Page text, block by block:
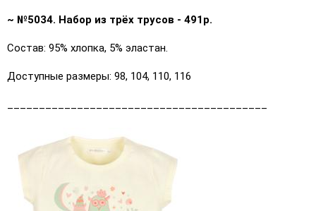
~ №5034. Набор из трёх трусов - 491р.
Состав: 95% хлопка, 5% эластан.
Доступные размеры: 98, 104, 110, 116